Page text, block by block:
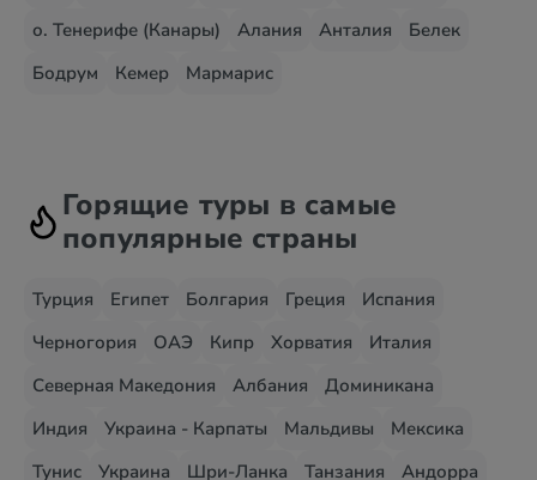
о. Тенерифе (Канары)
Алания Анталия
Белек
Бодрум
Кемер Мармарис
Горящие туры в самые
популярные страны
Турция Египет Болгария Греция
Испания
Черногория
ОАЭ Кипр Хорватия
Италия
Северная Македония
Албания
Доминикана
Индия
Украина - Карпаты Мальдивы
Мексика
Тунис
Украина Шри-Ланка Танзания
Андорра